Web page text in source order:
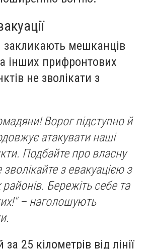
закликають мешканців
інших прифронтових
не зволікати з
Ворог підступно й
атакувати наші
Подбайте про власну
з евакуацією з
Бережіть себе та
– наголошують
25 кілометрів від лінії